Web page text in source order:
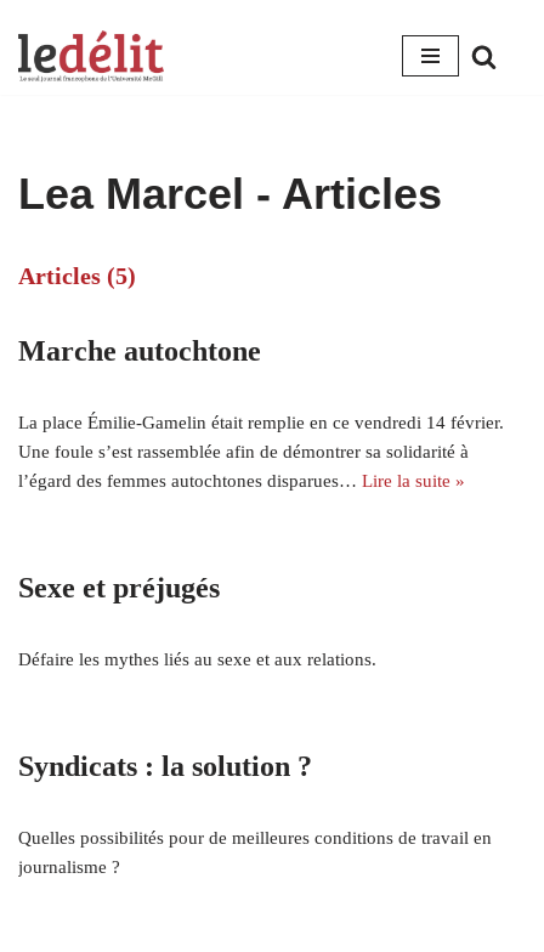
Aller
Lea Marcel - Articles
Articles (5)
Marche autochtone
La place Émilie-Gamelin était remplie en ce vendredi 14 février.
Une foule s’est rassemblée afin de démontrer sa solidarité à
l’égard des femmes autochtones disparues… Lire la suite »
Sexe et préjugés
Défaire les mythes liés au sexe et aux relations.
Syndicats : la solution ?
Quelles possibilités pour de meilleures conditions de travail en
journalisme ?